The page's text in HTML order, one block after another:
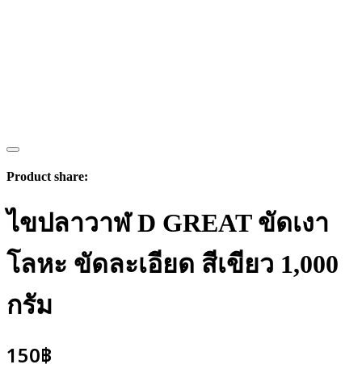
Product share:
ไขปลาวาฬ D GREAT ขัดเงา
โลหะ ขัดละเอียด สีเขียว 1,000
กรัม
150฿